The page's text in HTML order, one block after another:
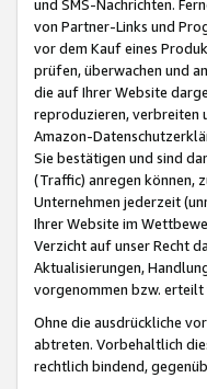
und SMS-Nachrichten.
von Partner-Links und
vor dem Kauf eines
prüfen, überwachen und
die auf Ihrer Website
reproduzieren, verbreiten
Amazon-
Sie bestätigen und sind
(Traffic) anregen können,
Unternehmen jederzeit
Ihrer Website im
Verzicht auf unser Recht
Aktualisierungen,
vorgenommen bzw.
Ohne die ausdrückliche
abtreten. Vorbehaltlich
rechtlich bindend,